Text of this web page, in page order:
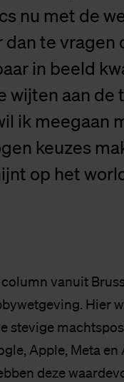
nu met de
te vragen
in beeld
wijten aan de
ik meegaan
keuzes
op het
vanuit
Hier
stevige
Apple, Meta
deze